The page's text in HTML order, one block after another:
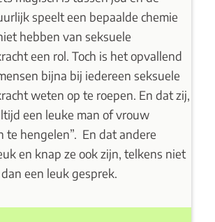
speelt een bepaalde chemie
hebben van seksuele
een rol. Toch is het opvallend
bijna bij iedereen seksuele
weten op te roepen. En dat zij,
een leuke man of vrouw
te hengelen”. En dat andere
en knap ze ook zijn, telkens niet
een leuk gesprek.